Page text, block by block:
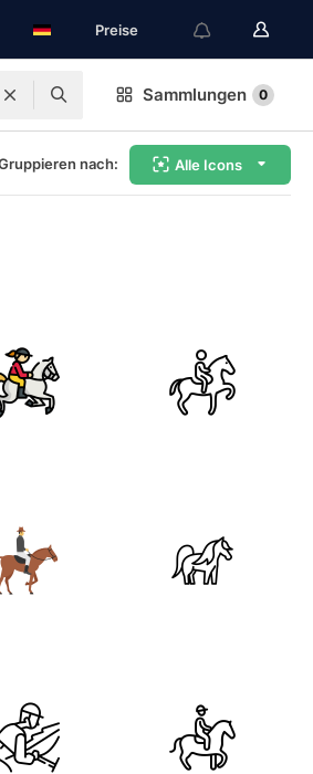
Preise
Sammlungen 0
nach: Alle Icons